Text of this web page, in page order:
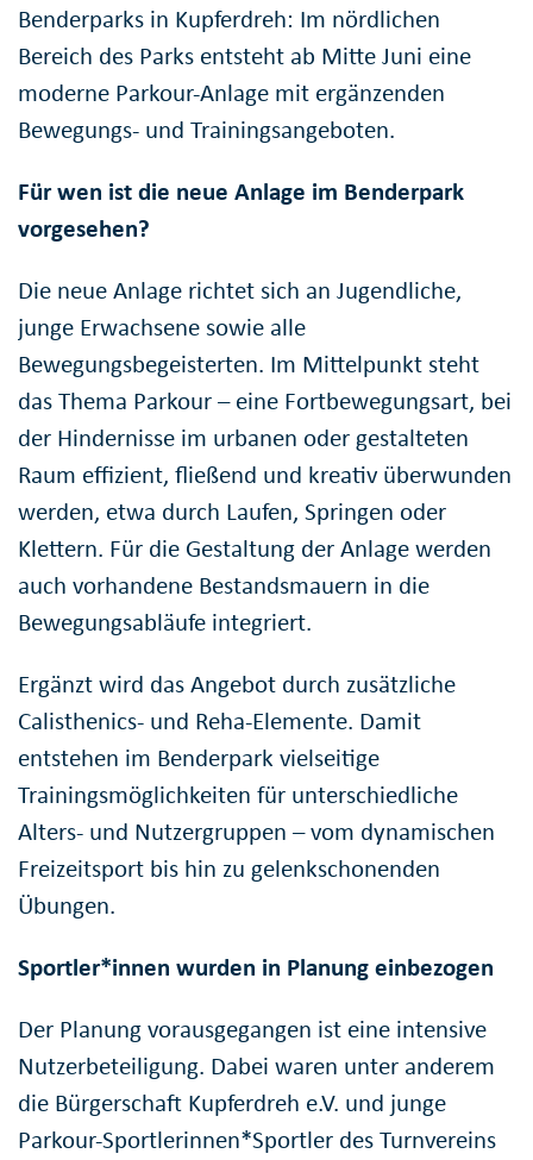
Benderparks in Kupferdreh: Im nördlichen
Bereich des Parks entsteht ab Mitte Juni eine
moderne Parkour-Anlage mit ergänzenden
Bewegungs- und Trainingsangeboten.
Für wen ist die neue Anlage im Benderpark
vorgesehen?
Die neue Anlage richtet sich an Jugendliche,
junge Erwachsene sowie alle
Bewegungsbegeisterten. Im Mittelpunkt steht
das Thema Parkour – eine Fortbewegungsart, bei
der Hindernisse im urbanen oder gestalteten
Raum effizient, fließend und kreativ überwunden
werden, etwa durch Laufen, Springen oder
Klettern. Für die Gestaltung der Anlage werden
auch vorhandene Bestandsmauern in die
Bewegungsabläufe integriert.
Ergänzt wird das Angebot durch zusätzliche
Calisthenics- und Reha-Elemente. Damit
entstehen im Benderpark vielseitige
Trainingsmöglichkeiten für unterschiedliche
Alters- und Nutzergruppen – vom dynamischen
Freizeitsport bis hin zu gelenkschonenden
Übungen.
Sportler*innen wurden in Planung einbezogen
Der Planung vorausgegangen ist eine intensive
Nutzerbeteiligung. Dabei waren unter anderem
die Bürgerschaft Kupferdreh e.V. und junge
Parkour-Sportlerinnen*Sportler des Turnvereins